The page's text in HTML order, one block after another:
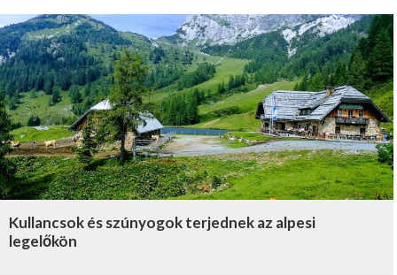
Kullancsok és szúnyogok terjednek az alpesi
legelőkön